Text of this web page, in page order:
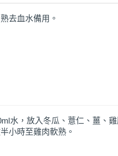
去血水備用。
水，放入冬瓜、薏仁、薑、
小時至雞肉軟熟。